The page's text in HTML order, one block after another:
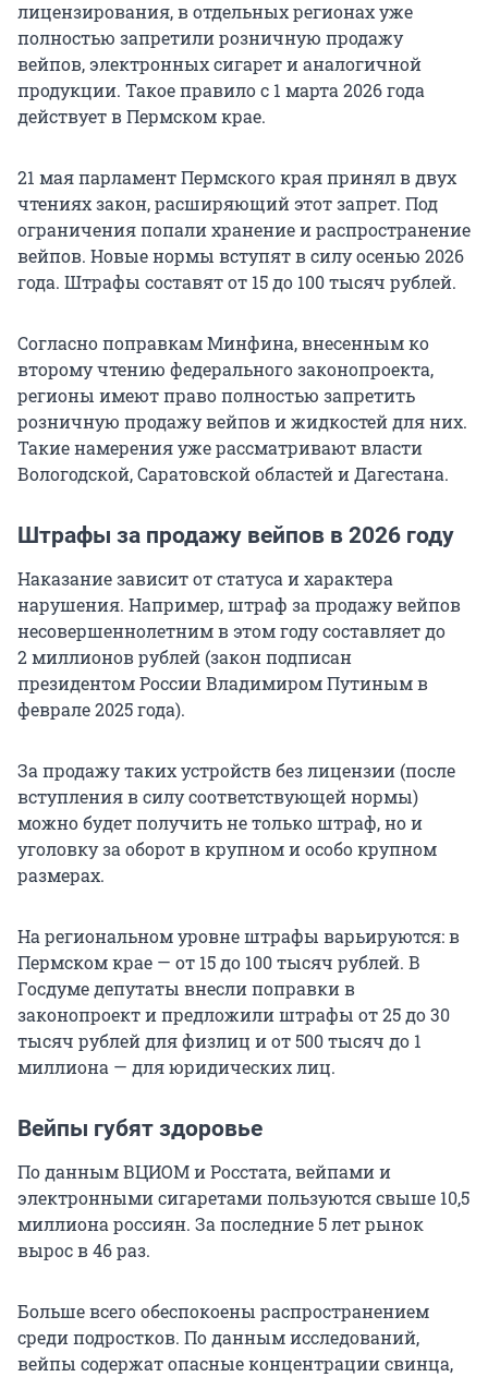
лицензирования, в отдельных регионах уже
полностью запретили розничную продажу
вейпов, электронных сигарет и аналогичной
продукции. Такое правило с 1 марта 2026 года
действует в Пермском крае.
21 мая парламент Пермского края принял в двух
чтениях закон, расширяющий этот запрет. Под
ограничения попали хранение и распространение
вейпов. Новые нормы вступят в силу осенью 2026
года. Штрафы составят от 15 до 100 тысяч рублей.
Согласно поправкам Минфина, внесенным ко
второму чтению федерального законопроекта,
регионы имеют право полностью запретить
розничную продажу вейпов и жидкостей для них.
Такие намерения уже рассматривают власти
Вологодской, Саратовской областей и Дагестана.
Штрафы за продажу вейпов в 2026 году
Наказание зависит от статуса и характера
нарушения. Например, штраф за продажу вейпов
несовершеннолетним в этом году составляет до
2 миллионов рублей (закон подписан
президентом России Владимиром Путиным в
феврале 2025 года).
За продажу таких устройств без лицензии (после
вступления в силу соответствующей нормы)
можно будет получить не только штраф, но и
уголовку за оборот в крупном и особо крупном
размерах.
На региональном уровне штрафы варьируются: в
Пермском крае — от 15 до 100 тысяч рублей. В
Госдуме депутаты внесли поправки в
законопроект и предложили штрафы от 25 до 30
тысяч рублей для физлиц и от 500 тысяч до 1
миллиона — для юридических лиц.
Вейпы губят здоровье
По данным ВЦИОМ и Росстата, вейпами и
электронными сигаретами пользуются свыше 10,5
миллиона россиян. За последние 5 лет рынок
вырос в 46 раз.
Больше всего обеспокоены распространением
среди подростков. По данным исследований,
вейпы содержат опасные концентрации свинца,